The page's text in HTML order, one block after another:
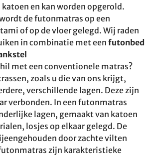
en kan worden opgerold.
de futonmatras op een
of op de vloer gelegd. Wij raden
in combinatie met een futonbed
met een conventionele matras?
zoals u die van ons krijgt,
verschillende lagen. Deze zijn
verbonden. In een futonmatras
lagen, gemaakt van katoen
losjes op elkaar gelegd. De
door zachte vilten
zijn karakteristieke